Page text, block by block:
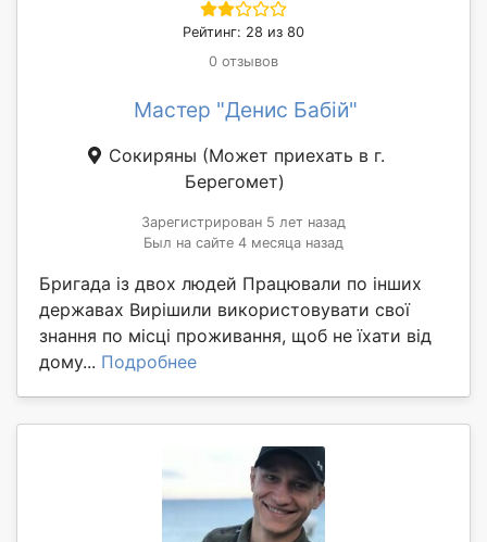
Рейтинг: 28 из 80
0 отзывов
Мастер "Денис Бабій"
Сокиряны (Может приехать в г.
Берегомет)
Зарегистрирован 5 лет назад
Был на сайте 4 месяца назад
Бригада із двох людей Працювали по інших
державах Вирішили використовувати свої
знання по місці проживання, щоб не їхати від
дому... Подробнее